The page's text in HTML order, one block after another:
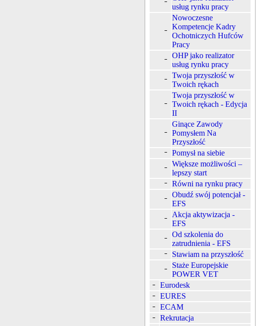
usług rynku pracy
Nowoczesne
Kompetencje Kadry
Ochotniczych Hufców
Pracy
OHP jako realizator
usług rynku pracy
Twoja przyszłość w
Twoich rękach
Twoja przyszłość w
Twoich rękach - Edycja
II
Ginące Zawody
Pomysłem Na
Przyszłość
Pomysł na siebie
Większe możliwości –
lepszy start
Równi na rynku pracy
Obudź swój potencjał -
EFS
Akcja aktywizacja -
EFS
Od szkolenia do
zatrudnienia - EFS
Stawiam na przyszłość
Staże Europejskie
POWER VET
Eurodesk
EURES
ECAM
Rekrutacja